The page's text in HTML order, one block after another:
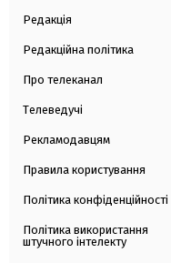
Редакція
Редакційна політика
Про телеканал
Телеведучі
Рекламодавцям
Правила користування
Політика конфіденційності
Політика використання
штучного інтелекту